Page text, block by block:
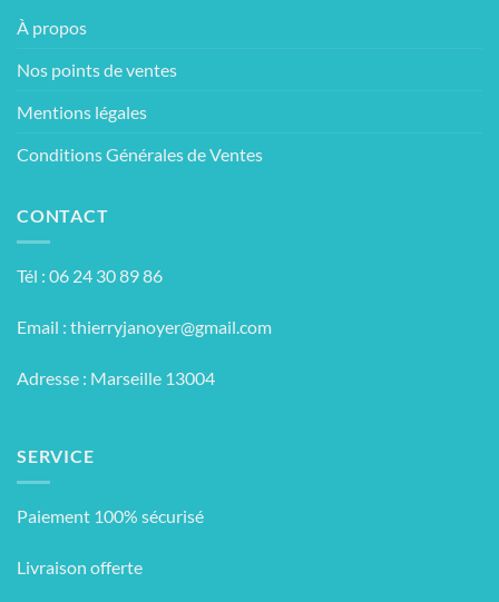
À propos
Nos points de ventes
Mentions légales
Conditions Générales de Ventes
CONTACT
Tél : 06 24 30 89 86
Email : thierryjanoyer@gmail.com
Adresse : Marseille 13004
SERVICE
Paiement 100% sécurisé
Livraison offerte